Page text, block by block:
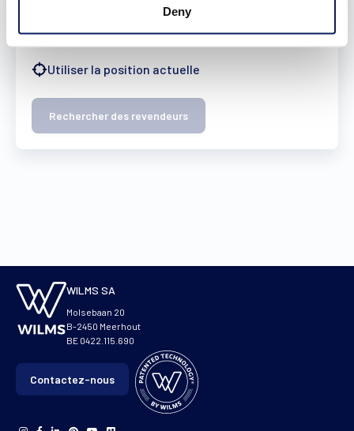
Deny
Utiliser la position actuelle
Rechercher des revendeurs
WILMS SA
Molsebaan 20
B-2450 Meerhout
BE 0422.115.690
Contactez-nous